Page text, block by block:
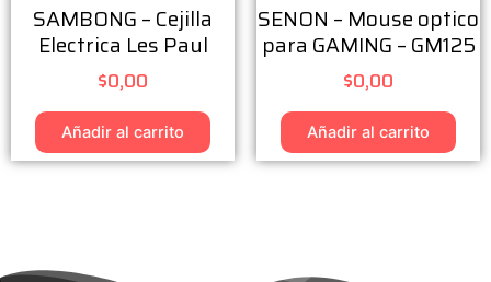
SAMBONG – Cejilla
Electrica Les Paul
$0,00
Añadir al carrito
SENON – Mouse optico
para GAMING – GM125
$0,00
Añadir al carrito